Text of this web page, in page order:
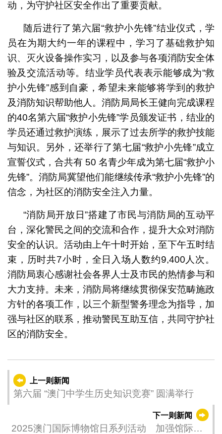
动，为守护社区安全作出了重要贡献。
随后进行了第六届“救护小先锋”结业仪式，学
员在为期大约一年的课程中，学习了基础救护知
识、灭火设备操作实习，以及参与各项消防安全体
验及交流活动等。结业学员代表表示能够成为“救
护小先锋”感到自豪，希望未来能够将学到的救护
及消防知识帮助他人。消防局局长王健向完成课程
的40名第六届“救护小先锋”学员颁发证书，结业的
学员还通过救护演练，展示了过去所学的救护技能
与知识。另外，还举行了第七届“救护小先锋”成立
宣誓仪式，合共有 50 名青少年成为第七届“救护小
先锋”。消防局冀望他们能继续传承“救护小先锋”的
信念，为社区的消防安全注入力量。
“消防局开放日”搭建了市民与消防局的互动平
台，深化警民之间的交流和合作，提升大众对消防
安全的认识。活动由上午十时开始，至下午五时结
束，历时共7小时，全日入场人数约9,400人次。
消防局衷心感谢社会各界人士及市民的热情参与和
大力支持。未来，消防局将继续贯彻保安范畴施政
方针的各项工作，以三个新型警务理念为指导，加
强与社区的联系，推动警民互助互信，共同守护社
区的消防安全。
上一则新闻
第六届 “澳门中学生历史知识竞赛” 圆满举行
下一则新闻
2025澳门国际博物馆日系列活动 加强馆际联